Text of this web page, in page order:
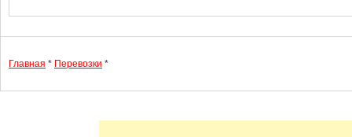
Главная * Перевозки *